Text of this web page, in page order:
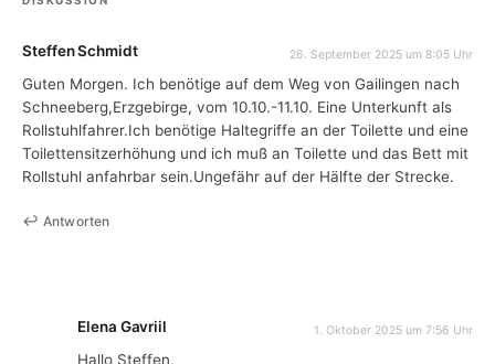
Steffen Schmidt 26. September 2025 um 8:05 Uhr
Guten Morgen. Ich benötige auf dem Weg von Gailingen nach
Schneeberg,Erzgebirge, vom 10.10.-11.10. Eine Unterkunft als
Rollstuhlfahrer.Ich benötige Haltegriffe an der Toilette und eine
Toilettensitzerhöhung und ich muß an Toilette und das Bett mit
Rollstuhl anfahrbar sein.Ungefähr auf der Hälfte der Strecke.
Antworten
Elena Gavriil 1. Oktober 2025 um 7:56 Uhr
Hallo Steffen,